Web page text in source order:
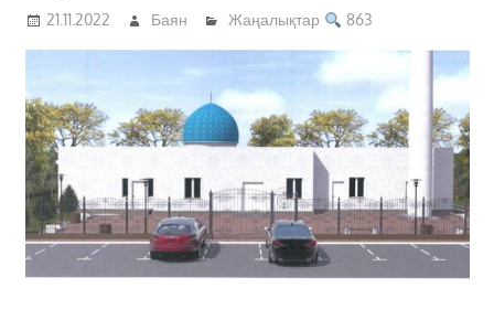
21.11.2022 Баян Жаңалықтар 863